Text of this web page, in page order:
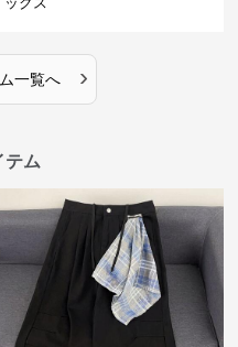
一覧へ ›
テム